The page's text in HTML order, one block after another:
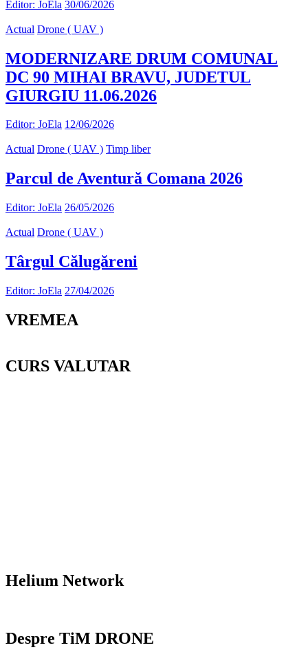
Editor: JoEla 30/06/2026
Actual Drone ( UAV )
MODERNIZARE DRUM COMUNAL
DC 90 MIHAI BRAVU, JUDETUL
GIURGIU 11.06.2026
Editor: JoEla 12/06/2026
Actual Drone ( UAV ) Timp liber
Parcul de Aventură Comana 2026
Editor: JoEla 26/05/2026
Actual Drone ( UAV )
Târgul Călugăreni
Editor: JoEla 27/04/2026
VREMEA
CURS VALUTAR
Helium Network
Despre TiM DRONE